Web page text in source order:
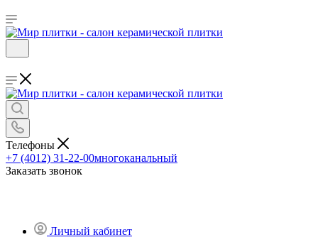
Телефоны
+7 (4012) 31-22-00многоканальный
Заказать звонок
Личный кабинет